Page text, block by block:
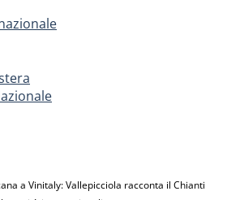
a Vinitaly: Vallepicciola racconta il Chianti